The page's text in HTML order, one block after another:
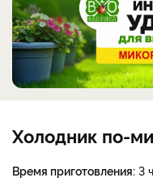
Холодник по-
Время приготовления: 3